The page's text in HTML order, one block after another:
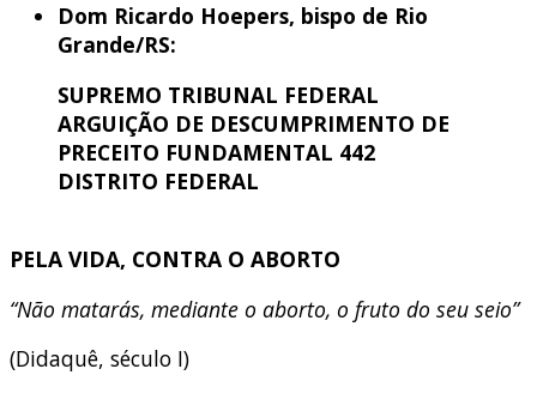
Dom Ricardo Hoepers, bispo de Rio
Grande/RS:
SUPREMO TRIBUNAL FEDERAL
ARGUIÇÃO DE DESCUMPRIMENTO DE
PRECEITO FUNDAMENTAL 442
DISTRITO FEDERAL
PELA VIDA, CONTRA O ABORTO
“Não matarás, mediante o aborto, o fruto do seu seio”
(Didaquê, século I)